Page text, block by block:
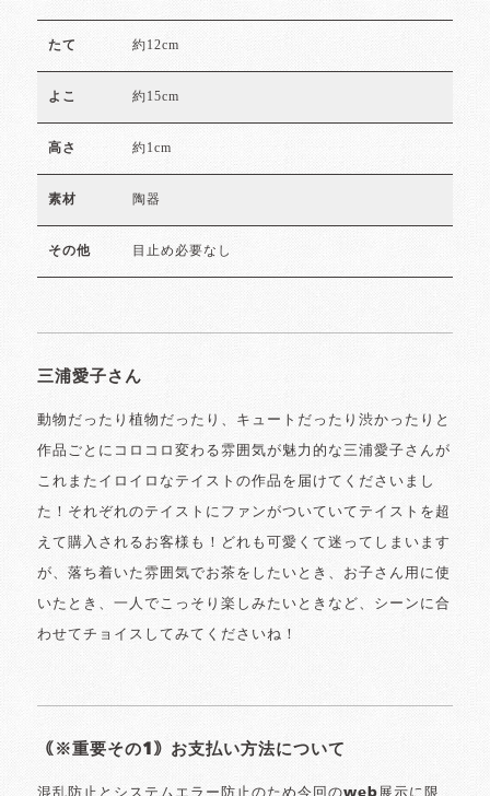
たて 約12cm
よこ 約15cm
高さ 約1cm
素材 陶器
その他 目止め必要なし
三浦愛子さん
動物だったり植物だったり、キュートだったり渋かったりと
作品ごとにコロコロ変わる雰囲気が魅力的な三浦愛子さんが
これまたイロイロなテイストの作品を届けてくださいまし
た！それぞれのテイストにファンがついていてテイストを超
えて購入されるお客様も！どれも可愛くて迷ってしまいます
が、落ち着いた雰囲気でお茶をしたいとき、お子さん用に使
いたとき、一人でこっそり楽しみたいときなど、シーンに合
わせてチョイスしてみてくださいね！
｟※重要その1｠お支払い方法について
混乱防止とシステムエラー防止のため今回のweb展示に限